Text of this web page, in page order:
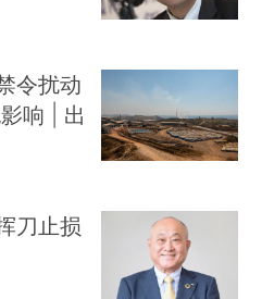
令扰动
响 | 出
刀止损